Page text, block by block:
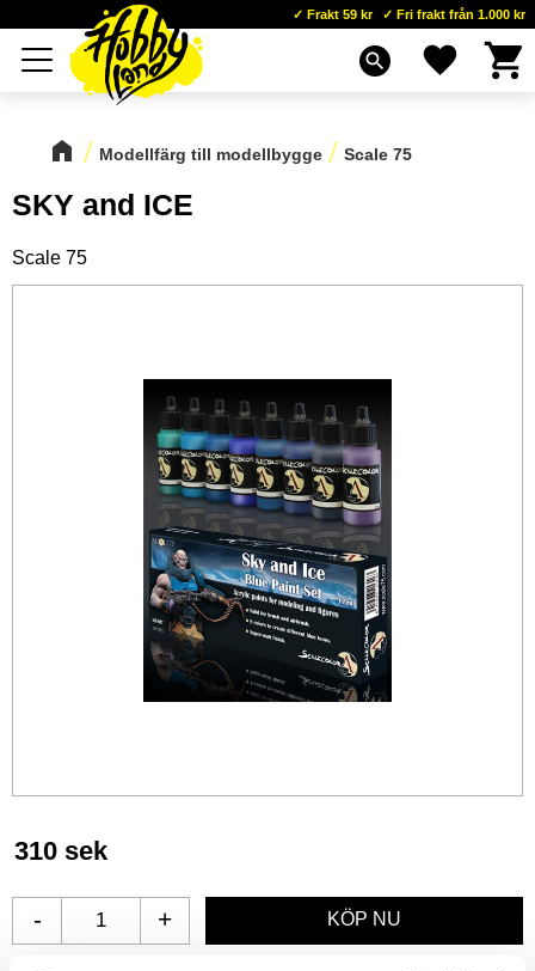
Meny
Frakt 59 kr Fri frakt från 1.000 kr
search Favoriter
Modellfärg till modellbygge Scale 75
SKY and ICE
Scale 75
310 sek
+
-